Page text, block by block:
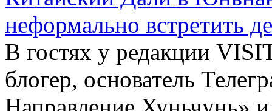
неформально встретить
В гостях у редакции
блогер, основатель